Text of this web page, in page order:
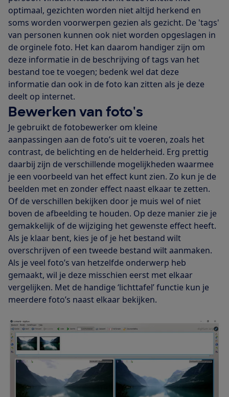
optimaal, gezichten worden niet altijd herkend en
soms worden voorwerpen gezien als gezicht. De 'tags'
van personen kunnen ook niet worden opgeslagen in
de orginele foto. Het kan daarom handiger zijn om
deze informatie in de beschrijving of tags van het
bestand toe te voegen; bedenk wel dat deze
informatie dan ook in de foto kan zitten als je deze
deelt op internet.
Bewerken van foto's
Je gebruikt de fotobewerker om kleine
aanpassingen aan de foto’s uit te voeren, zoals het
contrast, de belichting en de helderheid. Erg prettig
daarbij zijn de verschillende mogelijkheden waarmee
je een voorbeeld van het effect kunt zien. Zo kun je de
beelden met en zonder effect naast elkaar te zetten.
Of de verschillen bekijken door je muis wel of niet
boven de afbeelding te houden. Op deze manier zie je
gemakkelijk of de wijziging het gewenste effect heeft.
Als je klaar bent, kies je of je het bestand wilt
overschrijven of een tweede bestand wilt aanmaken.
Als je veel foto’s van hetzelfde onderwerp heb
gemaakt, wil je deze misschien eerst met elkaar
vergelijken. Met de handige ‘lichttafel’ functie kun je
meerdere foto’s naast elkaar bekijken.